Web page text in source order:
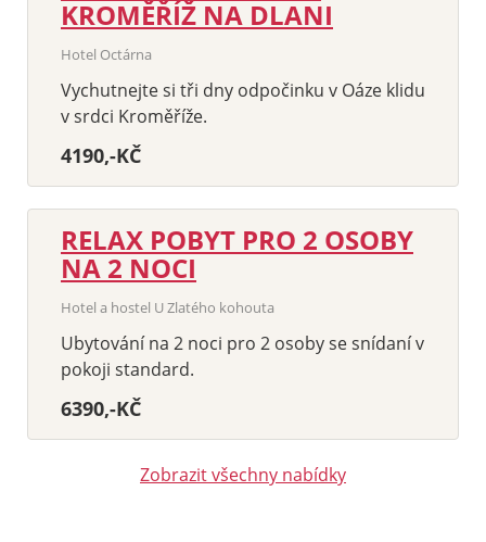
KROMĚŘÍŽ NA DLANI
Hotel Octárna
Vychutnejte si tři dny odpočinku v Oáze klidu
v srdci Kroměříže.
4190,-KČ
RELAX POBYT PRO 2 OSOBY
NA 2 NOCI
Hotel a hostel U Zlatého kohouta
Ubytování na 2 noci pro 2 osoby se snídaní v
pokoji standard.
6390,-KČ
Zobrazit všechny nabídky